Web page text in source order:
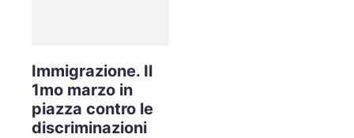
Immigrazione. Il
1mo marzo in
piazza contro le
discriminazioni